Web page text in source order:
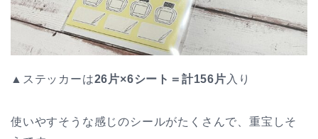
▲ステッカーは26片×6シート＝計156片 入り
使いやすそうな感じのシールがたくさんで、重宝しそ